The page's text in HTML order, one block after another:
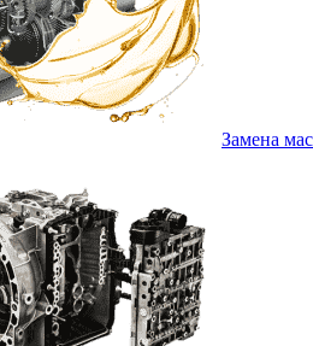
Замена